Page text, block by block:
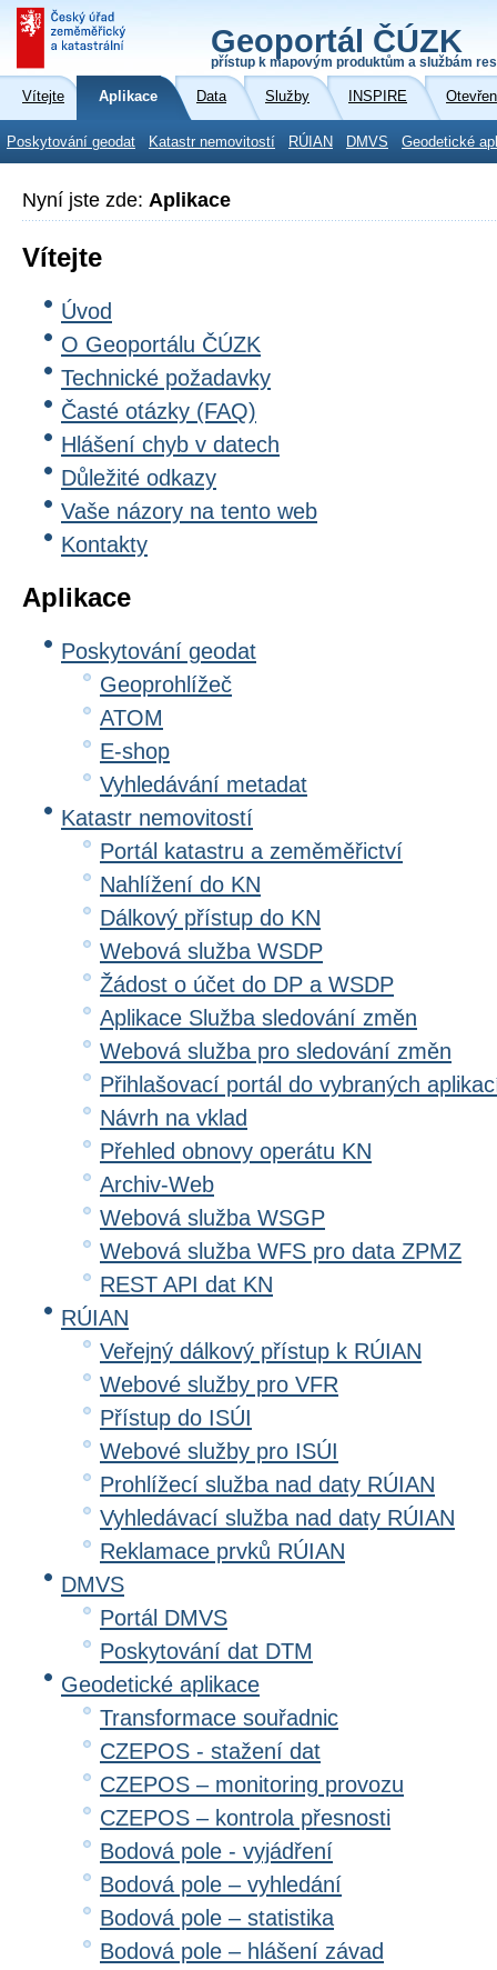
Geoportál ČÚZK
přístup k mapovým produktům a službám
Vítejte Aplikace Data Služby INSPIRE
Poskytování geodat Katastr nemovitostí RÚIAN DMVS Geodetické
Nyní jste zde: Aplikace
Vítejte
Úvod
O Geoportálu ČÚZK
Technické požadavky
Časté otázky (FAQ)
Hlášení chyb v datech
Důležité odkazy
Vaše názory na tento web
Kontakty
Aplikace
Poskytování geodat
Geoprohlížeč
ATOM
E-shop
Vyhledávání metadat
Katastr nemovitostí
Portál katastru a zeměměřictví
Nahlížení do KN
Dálkový přístup do KN
Webová služba WSDP
Žádost o účet do DP a WSDP
Aplikace Služba sledování změn
Webová služba pro sledování změn
Přihlašovací portál do vybraných
Návrh na vklad
Přehled obnovy operátu KN
Archiv-Web
Webová služba WSGP
Webová služba WFS pro data ZPMZ
REST API dat KN
RÚIAN
Veřejný dálkový přístup k RÚIAN
Webové služby pro VFR
Přístup do ISÚI
Webové služby pro ISÚI
Prohlížecí služba nad daty RÚIAN
Vyhledávací služba nad daty RÚIAN
Reklamace prvků RÚIAN
DMVS
Portál DMVS
Poskytování dat DTM
Geodetické aplikace
Transformace souřadnic
CZEPOS - stažení dat
CZEPOS – monitoring provozu
CZEPOS – kontrola přesnosti
Bodová pole - vyjádření
Bodová pole – vyhledání
Bodová pole – statistika
Bodová pole – hlášení závad